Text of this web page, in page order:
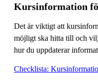
Kursinformation
Det är viktigt att
möjligt ska hitta till och
hur du uppdaterar
Checklista: